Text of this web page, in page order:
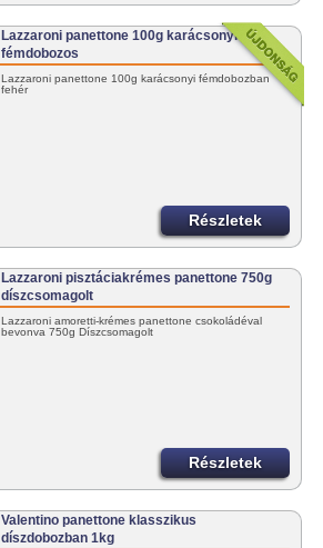
Lazzaroni panettone 100g karácsonyi
fémdobozos
Lazzaroni panettone 100g karácsonyi fémdobozban
fehér
Részletek
Lazzaroni pisztáciakrémes panettone 750g
díszcsomagolt
Lazzaroni amoretti-krémes panettone csokoládéval
bevonva 750g Díszcsomagolt
Részletek
Valentino panettone klasszikus
díszdobozban 1kg